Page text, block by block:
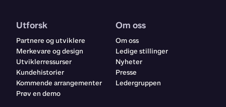
Utforsk
Partnere og utviklere
Merkevare og design
Utviklerressurser
Kundehistorier
Kommende arrangementer
Prøv en demo
Om oss
Om oss
Ledige stillinger
Nyheter
Presse
Ledergruppen